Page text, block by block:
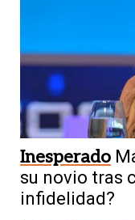
Inesperado
su novio tras
infidelidad?